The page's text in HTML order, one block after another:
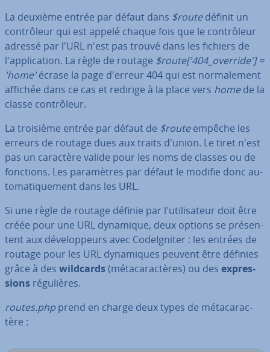
La deuxième entrée par défaut dans $routedéfinit un
con­trô­leur qui est appelé chaque fois que le con­trô­leur
adressé par l'URL n'est pas trouvé dans les fichiers de
l'ap­pli­ca­tion. La règle de routage $route['404_override'] =
'home'écrase la page d'erreur 404 qui est nor­ma­le­ment
affichée dans ce cas et redirige à la place vers homede la
classe con­trô­leur.
La troisième entrée par défaut de $routeempêche les
erreurs de routage dues aux traits d'union. Le tiret n'est
pas un caractère valide pour les noms de classes ou de
fonctions. Les pa­ra­mètres par défaut le modifie donc au­
to­ma­ti­que­ment dans les URL.
Si une règle de routage définie par l'uti­li­sa­teur doit être
créée pour une URL dynamique, deux options se pré­sen­
tent aux dé­ve­lop­peurs avec Co­deIg­ni­ter : les entrées de
routage pour les URL dy­na­miques peuvent être définies
grâce à des wildcards(mé­ta­ca­rac­tères) ou des ex­pres­
sions ré­gu­lières.
routes.php prend en charge deux types de mé­ta­ca­rac­
tère :